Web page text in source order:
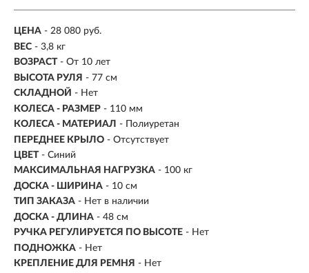
ЦЕНА - 28 080 руб.
ВЕС - 3,8 кг
ВОЗРАСТ - От 10 лет
ВЫСОТА РУЛЯ - 77 см
СКЛАДНОЙ - Нет
КОЛЕСА - РАЗМЕР - 110 мм
КОЛЕСА - МАТЕРИАЛ - Полиуретан
ПЕРЕДНЕЕ КРЫЛО - Отсутствует
ЦВЕТ - Синий
МАКСИМАЛЬНАЯ НАГРУЗКА - 100 кг
ДОСКА - ШИРИНА - 10 см
ТИП ЗАКАЗА - Нет в наличии
ДОСКА - ДЛИНА - 48 см
РУЧКА РЕГУЛИРУЕТСЯ ПО ВЫСОТЕ - Нет
ПОДНОЖКА - Нет
КРЕПЛЕНИЕ ДЛЯ РЕМНЯ - Нет